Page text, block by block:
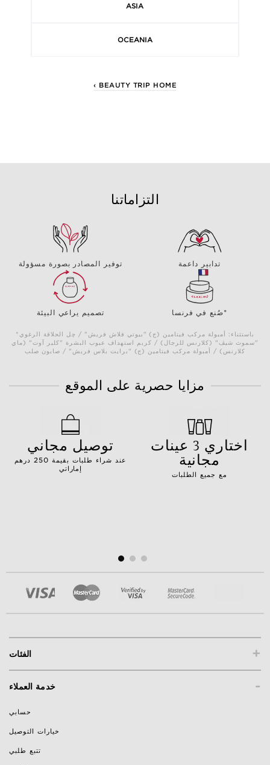
ASIA
OCEANIA
‹ BEAUTY TRIP HOME
التزاماتنا
توفير المصادر بصورة مسؤولة تدابير داعمة
تصميم يراعي البيئة صُنع في فرنسا*
*باستثناء: أمبولة مركب فيتامين (ج) "بيوتي فلاش فريش" / چل الحلاقة الرغوي
"سموث شيڤ" (كلارنس للرجال) / كريم استهداف عيوب البشرة "كلير آوت" (ماي
كلارنس) / أمبولة مركب فيتامين (ج) "برايت بلاس فريش" / صابون صلب
مزايا حصرية على الموقع
توصيل مجاني
عند شراء طلبات بقيمة 250 درهم
إماراتي
اختاري 3 عينات
مجانية
مع جميع الطلبات
+ الفئات
- خدمة العملاء
حسابي
خيارات التوصيل
تتبع طلبي